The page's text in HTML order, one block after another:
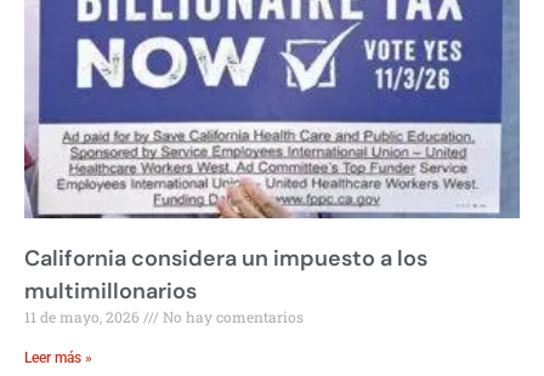
California considera un impuesto a los
multimillonarios
11 de mayo, 2026 No hay comentarios
Leer más »